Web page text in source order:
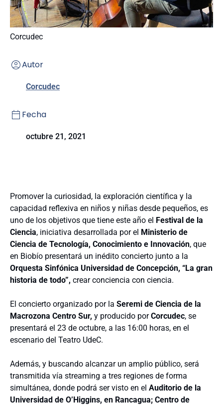
Corcudec
Autor
Corcudec
Fecha
octubre 21, 2021
Promover la curiosidad, la exploración científica y la
capacidad reflexiva en niños y niñas desde pequeños, es
uno de los objetivos que tiene este año el Festival de la
Ciencia, iniciativa desarrollada por el Ministerio de
Ciencia de Tecnología, Conocimiento e Innovación, que
en Biobío presentará un inédito concierto junto a la
Orquesta Sinfónica Universidad de Concepción, “La gran
historia de todo”, crear conciencia con ciencia.
El concierto organizado por la Seremi de Ciencia de la
Macrozona Centro Sur, y producido porCorcudec, se
presentará el 23 de octubre, a las 16:00 horas, en el
escenario del Teatro UdeC.
Además, y buscando alcanzar un amplio público, será
transmitida vía streaming a tres regiones de forma
simultánea, donde podrá ser visto en el Auditorio de la
Universidad de O’Higgins, en Rancagua; Centro de